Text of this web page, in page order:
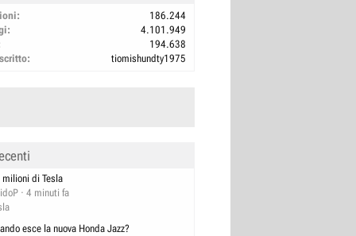
186.244
4.101.949
194.638
tiomishundty1975
milioni di Tesla
4 minuti fa
esce la nuova Honda Jazz?